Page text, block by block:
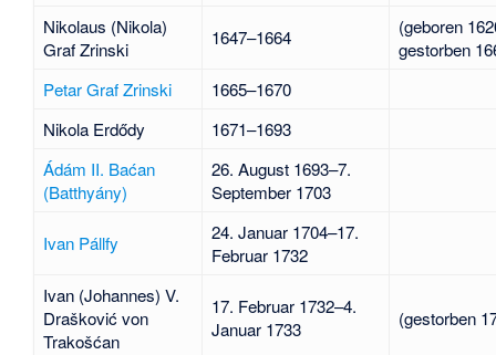
Nikolaus (Nikola)
Graf Zrinski
1647–1664
(geboren
gestorben
Petar Graf Zrinski
1665–1670
Nikola Erdődy
1671–1693
Ádám II. Baćan
(Batthyány)
26. August 1693–7.
September 1703
Ivan Pállfy
24. Januar 1704–17.
Februar 1732
Ivan (Johannes) V.
Drašković von
Trakošćan
17. Februar 1732–4.
Januar 1733
(gestorben